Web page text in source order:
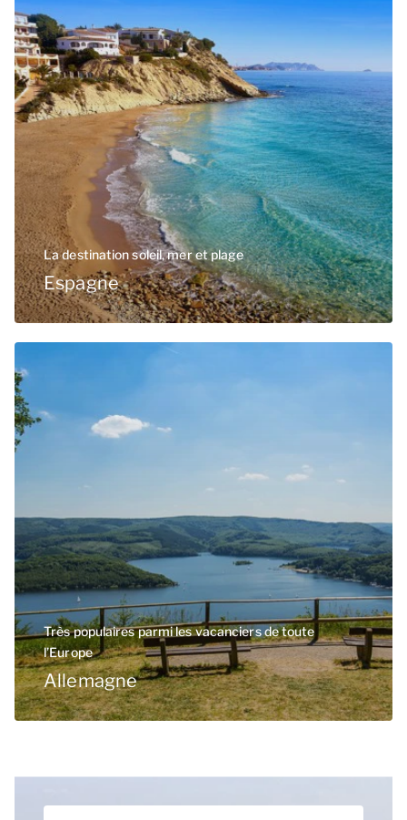
La destination soleil, mer et plage
Espagne
Très populaires parmi les vacanciers de toute
l’Europe
Allemagne